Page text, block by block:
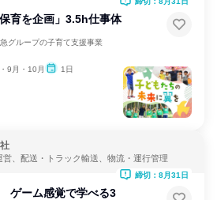
育を企画」3.5h仕事体
グループの子育て支援事業
9月・10月 1日
営、配送・トラック輸送、物流・運行管理
ゲーム感覚で学べる3
締切：8月31日